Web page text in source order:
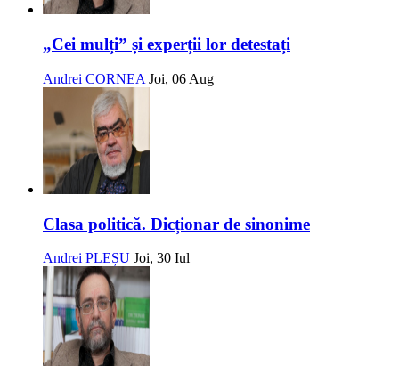
„Cei mulți” și experții lor detestați
Andrei CORNEA Joi, 06 Aug
Clasa politică. Dicționar de sinonime
Andrei PLEȘU Joi, 30 Iul